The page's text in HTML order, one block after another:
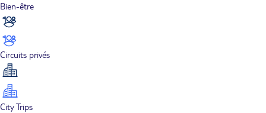
Bien-être
Circuits privés
City Trips